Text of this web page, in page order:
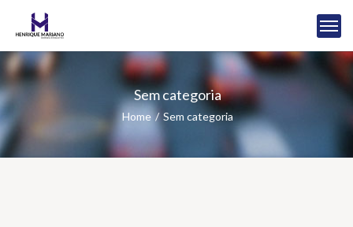
Sem categoria
Home Sem categoria